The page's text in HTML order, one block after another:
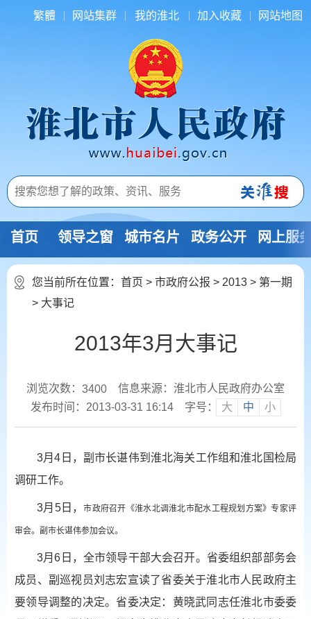
繁體 网站集群 我的淮北 加入收藏 网站地图
首页 领导之窗 城市名片 政务公开 网上服
您当前所在位置： 首页 > 市政府公报 > 2013 > 第一期
> 大事记
2013年3月大事记
浏览次数： 3400
信息来源：淮北市人民政府办公室
发布时间：2013-03-31 16:14
字号： 大 中 小
3月4日，副市长谌伟到淮北海关工作组和淮北国检局
调研工作。
3月5日，市政府召开《淮水北调淮北市配水工程规划方案》专家评
审会。副市长谌伟参加会议。
3月6日，全市领导干部大会召开。省委组织部部务会
成员、副巡视员刘志宏宣读了省委关于淮北市人民政府主
要领导调整的决定。省委决定：黄晓武同志任淮北市委委